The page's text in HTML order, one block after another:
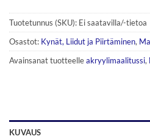
Tuotetunnus (SKU): Ei saatavilla/-tietoa
Osastot: Kynät, Liidut ja Piirtäminen,
Avainsanat tuotteelleakryylimaalitussi,
KUVAUS